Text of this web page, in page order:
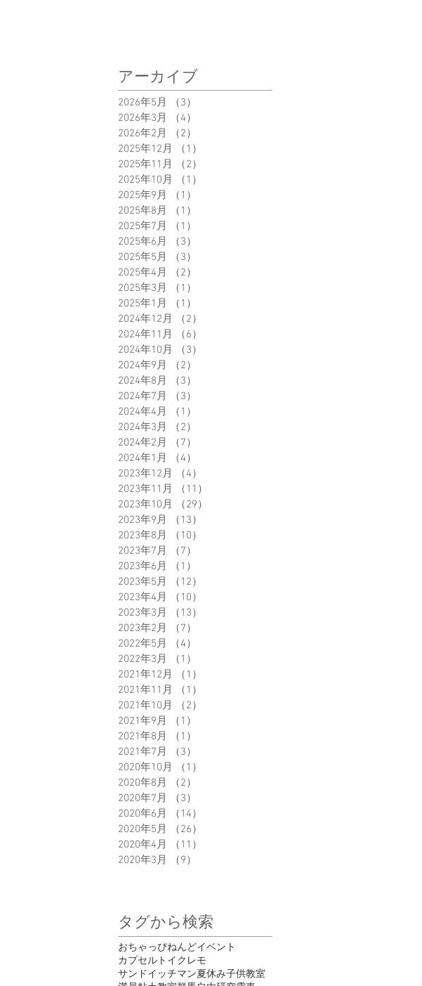
アーカイブ
2026年5月 （3）
2026年3月
（4）
2026年2月
（2）
2025年12月
（1）
2025年11月
（2）
2025年10月
（1）
2025年9月
（1）
2025年8月
（1）
2025年7月
（1）
2025年6月
（3）
2025年5月
（3）
2025年4月
（2）
2025年3月
（1）
2025年1月
（1）
2024年12月
（2）
2024年11月
（6）
2024年10月
（3）
2024年9月
（2）
2024年8月
（3）
2024年7月
（3）
2024年4月
（1）
2024年3月
（2）
2024年2月
（7）
2024年1月
（4）
2023年12月
（4）
2023年11月
（11）
2023年10月
（29）
2023年9月
（13）
2023年8月
（10）
2023年7月
（7）
2023年6月
（1）
2023年5月
（12）
2023年4月
（10）
2023年3月
（13）
2023年2月
（7）
2022年5月
（4）
2022年3月
（1）
2021年12月
（1）
2021年11月
（1）
2021年10月
（2）
2021年9月
（1）
2021年8月
（1）
2021年7月
（3）
2020年10月
（1）
2020年8月
（2）
2020年7月
（3）
2020年6月
（14）
2020年5月
（26）
2020年4月
（11）
2020年3月
（9）
タグから検索
おちゃっぴねんどイベント
カプセルトイクレモ
サンドイッチマン夏休み子供教室